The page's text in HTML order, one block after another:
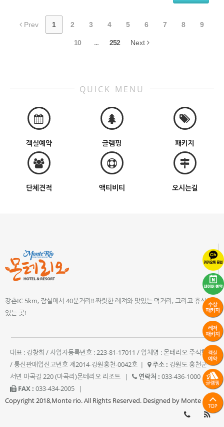
Prev 1 2 3 4 5 6 7 8 9
10 ... 252 Next
QUICK MENU
객실예약 글램핑 패키지
단체견적 액티비티 오시는길
강촌IC 5km, 잠실에서 40분거리!! 짜릿한 레져와 맛있는 먹거리, 그리고 휴식이
있는 곳!
대표 : 강창희 / 사업자등록번호 : 223-81-17011 / 업체명 : 몬테리오 주식회사
/ 통신판매업신고번호 제2014-강원홍천-0042호 | 주소 : 강원도 홍천군
서면 마곡길 220 (마곡리)몬테리오 리조트
| 연락처 : 033-436-1000
|
FAX : 033-434-2005
|
Copyright 2018,Monte rio. All Rights Reserved. Designed by Monte rio.